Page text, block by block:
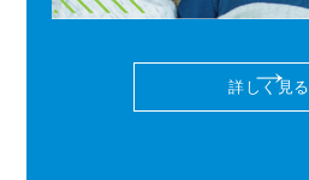
詳しく見る